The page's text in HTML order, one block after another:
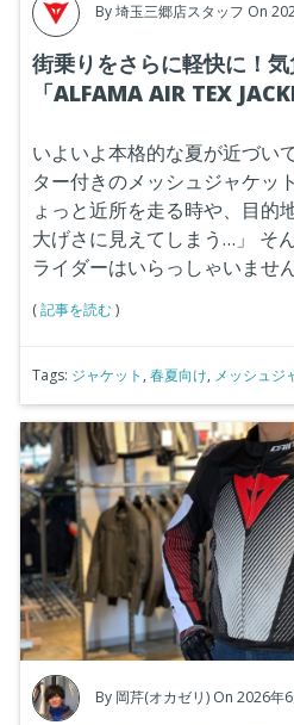
By埼玉三郷店スタッフ On
街乗りをさらに軽快に！
「ALFAMA AIR TEX
いよいよ本格的な夏が近づい
ター付きのメッシュジャケッ
ょっと近所を走る時や、目的
大げさに見えてしまう…」
そ
ライダーはいらっしゃいませ
(記事を読む)
Tags: ジャケット , 春夏向け, メッシュジ
By 岡芹(オカゼリ) On 2026年